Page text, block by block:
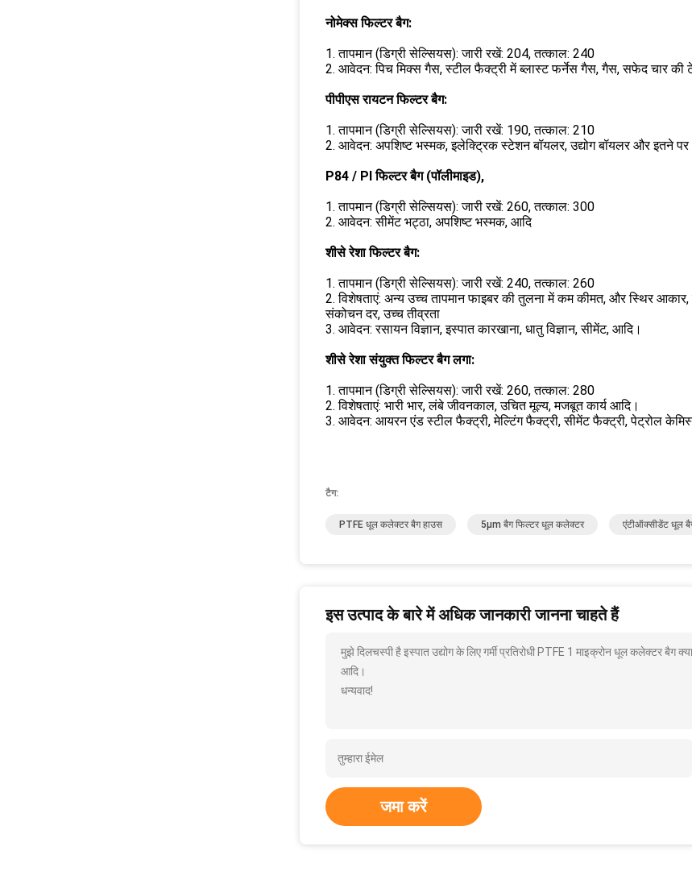
नोमेक्स फिल्टर बैग:
1. तापमान (डिग्री सेल्सियस): जारी रखें: 204, तत्काल: 240
2. आवेदन: पिच मिक्स गैस, स्टील फैक्ट्री में ब्लास्ट फर्नेस गैस, गैस, सफेद चार
पीपीएस रायटन फिल्टर बैग:
1. तापमान (डिग्री सेल्सियस): जारी रखें: 190, तत्काल: 210
2. आवेदन: अपशिष्ट भस्मक, इलेक्ट्रिक स्टेशन बॉयलर, उद्योग बॉयलर और इतने
P84 / PI फिल्टर बैग (पॉलीमाइड),
1. तापमान (डिग्री सेल्सियस): जारी रखें: 260, तत्काल: 300
2. आवेदन: सीमेंट भट्ठा, अपशिष्ट भस्मक, आदि
शीसे रेशा फिल्टर बैग:
1. तापमान (डिग्री सेल्सियस): जारी रखें: 240, तत्काल: 260
2. विशेषताएं: अन्य उच्च तापमान फाइबर की तुलना में कम कीमत, और स्थिर
संकोचन दर, उच्च तीव्रता
3. आवेदन: रसायन विज्ञान, इस्पात कारखाना, धातु विज्ञान, सीमेंट, आदि।
शीसे रेशा संयुक्त फिल्टर बैग लगा:
1. तापमान (डिग्री सेल्सियस): जारी रखें: 260, तत्काल: 280
2. विशेषताएं: भारी भार, लंबे जीवनकाल, उचित मूल्य, मजबूत कार्य आदि।
3. आवेदन: आयरन एंड स्टील फैक्ट्री, मेल्टिंग फैक्ट्री, सीमेंट फैक्ट्री, पेट्रोल
टैग:
PTFE धूल कलेक्टर बैग हाउस 5μm बैग फिल्टर धूल कलेक्टर एंटीऑक्सीडेंट धूल
इस उत्पाद के बारे में अधिक जानकारी जानना चाहते हैं
मुझे दिलचस्पी है इस्पात उद्योग के लिए गर्मी प्रतिरोधी PTFE 1 माइक्रोन धूल कलेक्टर
आदि।
धन्यवाद!
जमा करें